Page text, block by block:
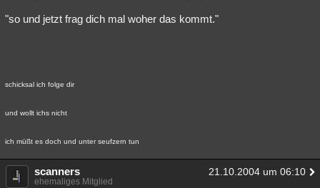
"so und jetzt frag dich mal woher das kommt."
schicksal ich folge dir
und wollt ichs nicht
ich müßt es doch und unter seufzern tun
scanners 21.10.2004 um 06:10
ehemaliges Mitglied